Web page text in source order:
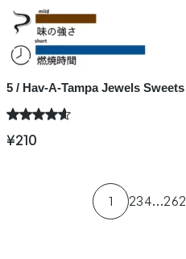
5 / Hav-A-Tampa Jewels Sweets
¥210
1 234…26